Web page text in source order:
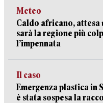
Meteo
Caldo africano, attesa
sarà la regione più
l’impennata
Il caso
Emergenza plastica in
è stata sospesa la